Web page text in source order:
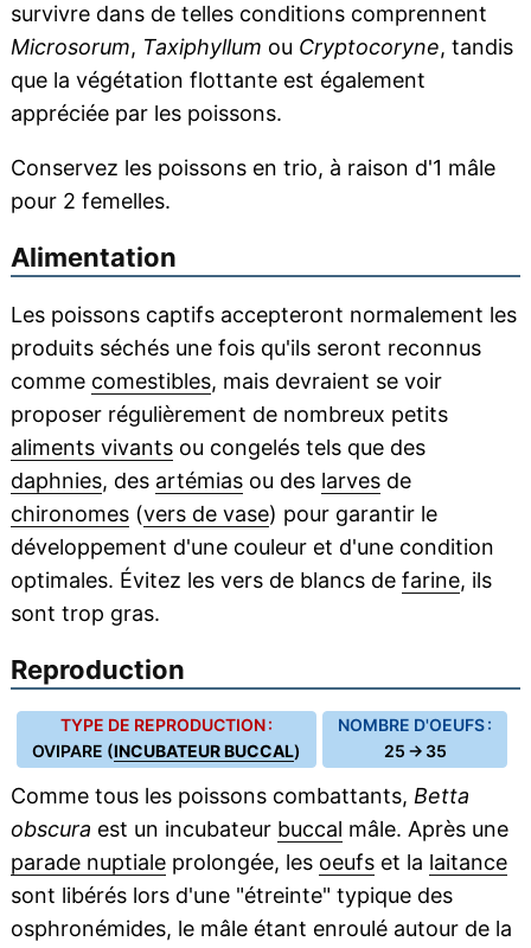
survivre dans de telles conditions comprennent
Microsorum, Taxiphyllum ou Cryptocoryne, tandis
que la végétation flottante est également
appréciée par les poissons.
Conservez les poissons en trio, à raison d'1 mâle
pour 2 femelles.
Alimentation
Les poissons captifs accepteront normalement les
produits séchés une fois qu'ils seront reconnus
comme comestibles, mais devraient se voir
proposer régulièrement de nombreux petits
aliments vivantsou congelés tels que des
daphnies, des artémiasou des larvesde
chironomes(vers de vase) pour garantir le
développement d'une couleur et d'une condition
optimales. Évitez les vers de blancs de farine, ils
sont trop gras.
Reproduction
TYPE DE REPRODUCTION :
OVIPARE (INCUBATEUR BUCCAL)
NOMBRE D'OEUFS :
25 → 35
Comme tous les poissons combattants, Betta
obscura est un incubateur buccal mâle. Après une
parade nuptialeprolongée, les oeufset la laitance
sont libérés lors d'une "étreinte" typique des
osphronémides, le mâle étant enroulé autour de la